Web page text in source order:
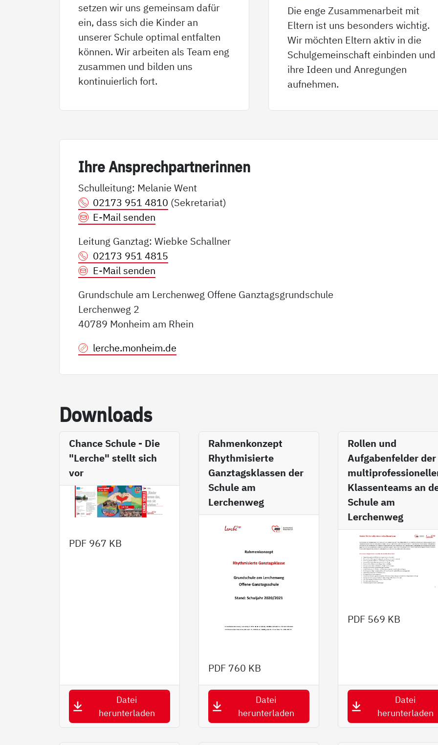
setzen wir uns gemeinsam dafür
ein, dass sich die Kinder an
unserer Schule optimal entfalten
können. Wir arbeiten als Team eng
zusammen und bilden uns
kontinuierlich fort.
Die enge Zusammenarbeit mit
Eltern ist uns besonders wichtig.
Wir möchten Eltern aktiv in die
Schulgemeinschaft einbinden und
ihre Ideen und Anregungen
aufnehmen.
Ih­re An­sp­rech­part­ne­rin­nen
Schulleitung: Melanie Went
02173 951 4810 (Sekretariat)
E-Mail senden
Leitung Ganztag: Wiebke Schallner
02173 951 4815
E-Mail senden
Grundschule am Lerchenweg Offene Ganztagsgrundschule
Lerchenweg 2
40789 Monheim am Rhein
lerche.monheim.de
Down­loads
Chance Schule - Die
"Lerche" stellt sich
vor
PDF 967 KB
Datei
herunterladen
Rahmenkonzept
Rhythmisierte
Ganztagsklassen der
Schule am
Lerchenweg
PDF 760 KB
Datei
herunterladen
Rollen und
Aufgabenfelder der
Klassenteams an
Schule am
Lerchenweg
PDF 569 KB
Datei
herunterladen